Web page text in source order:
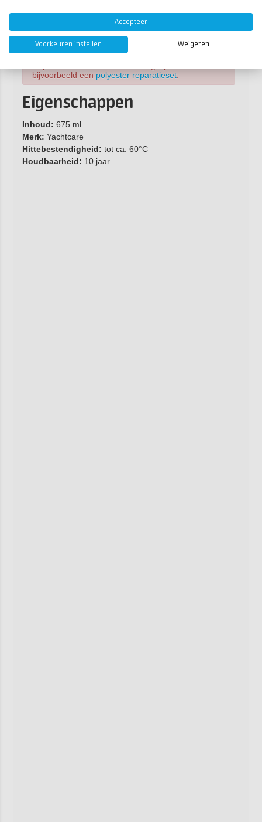
Let op:Yachtcare Leak Hero is een
noodoplossingen geen permanente oplossing.
bijvoorbeeld een polyester reparatieset.
Eigenschappen
Inhoud: 675 ml
Merk: Yachtcare
Hittebestendigheid: tot ca. 60°C
Houdbaarheid: 10 jaar
Accepteer
Voorkeuren instellen Weigeren